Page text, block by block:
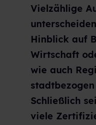
Vielzählige
Hinblick auf
Wirtschaft
wie auch
Schließlich
viele